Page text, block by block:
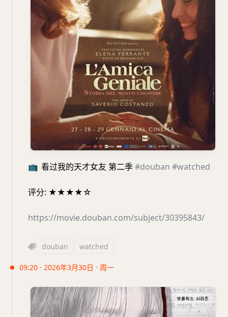
📺 看过我的天才女友 第二季#douban #watched
评分: ★★★★☆
https://movie.douban.com/subject/30395843/
douban watched
09:20 · 2026年3月30日 · 周一